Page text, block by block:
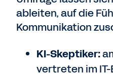
ableiten, auf die
Kommunikation
KI-Skeptiker:
vertreten im